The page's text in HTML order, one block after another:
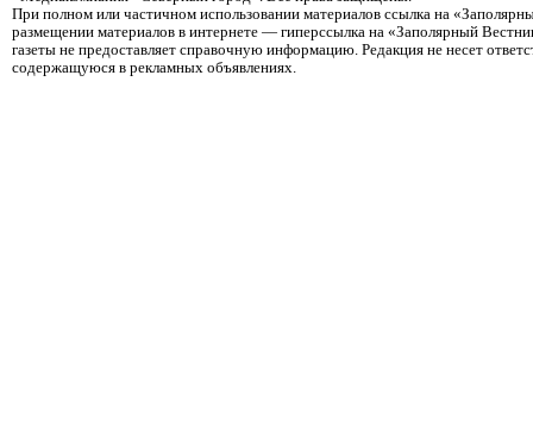
При полном или частичном использовании материалов ссылка на
размещении материалов в интернете — гиперссылка на «Заполярный
газеты не предоставляет справочную информацию. Редакция не несет
содержащуюся в рекламных объявлениях.